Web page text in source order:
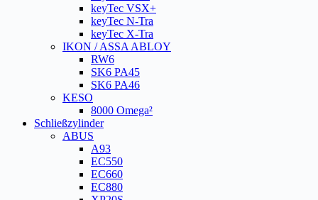
keyTec VSX+
keyTec N-Tra
keyTec X-Tra
IKON / ASSA ABLOY
RW6
SK6 PA45
SK6 PA46
KESO
8000 Omega²
Schließzylinder
ABUS
A93
EC550
EC660
EC880